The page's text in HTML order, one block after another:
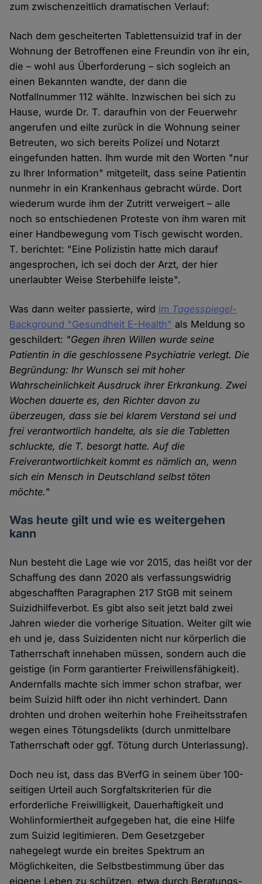
zum zwischenzeitlich dramatischen Verlauf:
Nach dem gescheiterten Tablettensuizid traf in der
Wohnung der Betroffenen eine Freundin von ihr ein,
die – wohl aus Überforderung – sich sogleich an
einen Bekannten wandte, der dann die
Notfallnummer 112 wählte. Inzwischen bei sich zu
Hause, wurde Dr. T. daraufhin von der Feuerwehr
angerufen und eilte zurück in die Wohnung seiner
Betreuten, wo sich bereits Polizei und Notarzt
eingefunden hatten. Ihm wurde mit den Worten "nur
zu Ihrer Information" mitgeteilt, dass seine Patientin
nunmehr in ein Krankenhaus gebracht würde. Dort
wiederum wurde ihm der Zutritt verweigert – alle
noch so entschiedenen Proteste von ihm waren mit
einer Handbewegung vom Tisch gewischt worden.
T. berichtet: "Eine Polizistin hatte mich darauf
angesprochen, ich sei doch der Arzt, der hier
unerlaubter Weise Sterbehilfe leiste".
Was dann weiter passierte, wird im Tagesspiegel-
Background "Gesundheit E-Health" als Meldung so
geschildert: "Gegen ihren Willen wurde seine
Patientin in die geschlossene Psychiatrie verlegt. Die
Begründung: Ihr Wunsch sei mit hoher
Wahrscheinlichkeit Ausdruck ihrer Erkrankung. Zwei
Wochen dauerte es, den Richter davon zu
überzeugen, dass sie bei klarem Verstand sei und
frei verantwortlich handelte, als sie die Tabletten
schluckte, die T. besorgt hatte. Auf die
Freiverantwortlichkeit kommt es nämlich an, wenn
sich ein Mensch in Deutschland selbst töten
möchte."
Was heute gilt und wie es weitergehen
kann
Nun besteht die Lage wie vor 2015, das heißt vor der
Schaffung des dann 2020 als verfassungswidrig
abgeschafften Paragraphen 217 StGB mit seinem
Suizidhilfeverbot. Es gibt also seit jetzt bald zwei
Jahren wieder die vorherige Situation. Weiter gilt wie
eh und je, dass Suizidenten nicht nur körperlich die
Tatherrschaft innehaben müssen, sondern auch die
geistige (in Form garantierter Freiwillensfähigkeit).
Andernfalls machte sich immer schon strafbar, wer
beim Suizid hilft oder ihn nicht verhindert. Dann
drohten und drohen weiterhin hohe Freiheitsstrafen
wegen eines Tötungsdelikts (durch unmittelbare
Tatherrschaft oder ggf. Tötung durch Unterlassung).
Doch neu ist, dass das BVerfG in seinem über 100-
seitigen Urteil auch Sorgfaltskriterien für die
erforderliche Freiwilligkeit, Dauerhaftigkeit und
Wohlinformiertheit aufgegeben hat, die eine Hilfe
zum Suizid legitimieren. Dem Gesetzgeber
nahegelegt wurde ein breites Spektrum an
Möglichkeiten, die Selbstbestimmung über das
eigene Leben zu schützen, etwa durch Beratungs-